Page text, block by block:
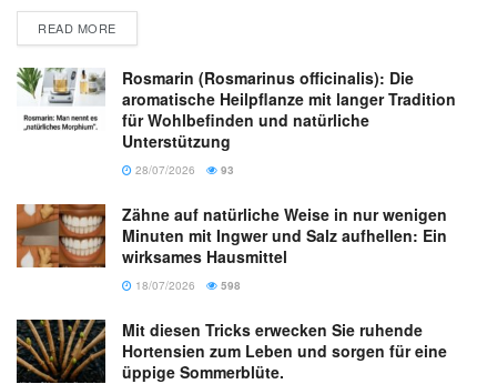
READ MORE
Rosmarin (Rosmarinus officinalis): Die
aromatische Heilpflanze mit langer Tradition
für Wohlbefinden und natürliche
Unterstützung
28/07/2026 93
Zähne auf natürliche Weise in nur wenigen
Minuten mit Ingwer und Salz aufhellen: Ein
wirksames Hausmittel
18/07/2026 598
Mit diesen Tricks erwecken Sie ruhende
Hortensien zum Leben und sorgen für eine
üppige Sommerblüte.